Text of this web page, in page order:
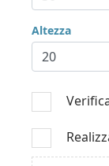
Altezza